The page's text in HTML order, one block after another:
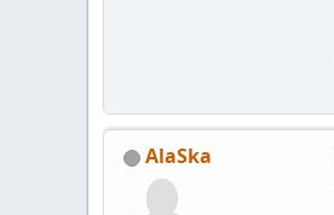
AlaSka